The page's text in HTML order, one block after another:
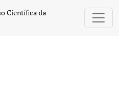
EJA e educação
Científica da